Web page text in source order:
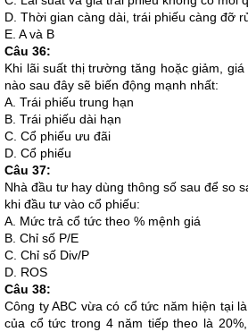
D. Thời gian càng dài, trái phiếu càng đỡ
E. A và B
Câu 36:
Khi lãi suất thị trường tăng hoặc giảm,
nào sau đây sẽ biến động mạnh nhất:
A. Trái phiếu trung hạn
B. Trái phiếu dài hạn
C. Cổ phiếu ưu đãi
D. Cổ phiếu
Câu 37:
Nhà đầu tư hay dùng thông số sau để so
khi đầu tư vào cổ phiếu:
A. Mức trả cổ tức theo % mệnh giá
B. Chỉ số P/E
C. Chỉ số Div/P
D. ROS
Câu 38:
Công ty ABC vừa có cổ tức năm hiện tại
của cổ tức trong 4 năm tiếp theo là